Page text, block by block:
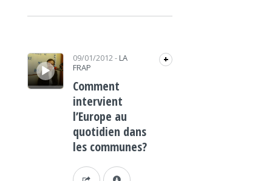
Lecteur audio 09/01/2012- LA
FRAP
+
Comment
intervient
l’Europe au
quotidien dans
les communes?